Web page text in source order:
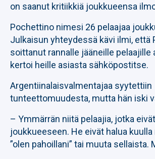
on saanut kritiikkiä joukkueensa
Pochettino nimesi 26 pelaajaa
Julkaisun yhteydessä kävi ilmi, että
soittanut rannalle jääneille pelaajille
kertoi heille asiasta sähköpostitse.
Argentiinalaisvalmentajaa syytettiin
tunteettomuudesta, mutta hän iski
– Ymmärrän niitä pelaajia, jotka
joukkueeseen. He eivät halua
”olen pahoillani” tai muuta sellaista.